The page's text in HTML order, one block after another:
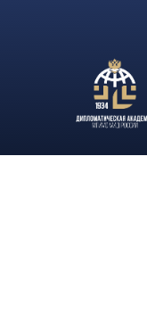
телеканале «Звезда»
комментарии по
границе с Белоруссией